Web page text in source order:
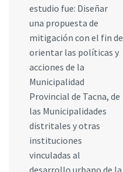
estudio fue: Diseñar
una propuesta de
mitigación con el fin de
orientar las políticas y
acciones de la
Municipalidad
Provincial de Tacna, de
las Municipalidades
distritales y otras
instituciones
vinculadas al
desarrollo urbano de la